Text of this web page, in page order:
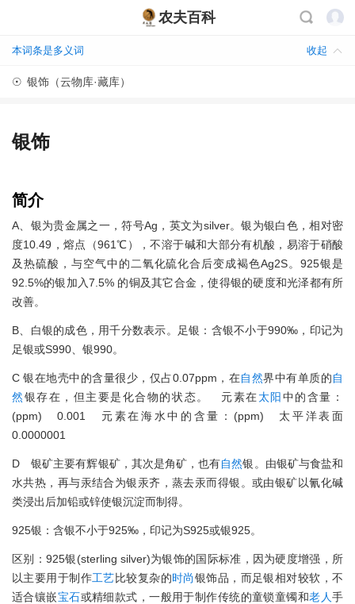
农夫百科
本词条是多义词 收起
☉ 银饰（云物库·藏库）
银饰
简介
A、银为贵金属之一，符号Ag，英文为silver。银为银白色，相对密
度10.49，熔点（961℃），不溶于碱和大部分有机酸，易溶于硝酸
及热硫酸，与空气中的二氧化硫化合后变成褐色Ag2S。925银是
92.5%的银加入7.5% 的铜及其它合金，使得银的硬度和光泽都有所
改善。
B、白银的成色，用千分数表示。足银：含银不小于990‰，印记为
足银或S990、银990。
C 银在地壳中的含量很少，仅占0.07ppm，在自然界中有单质的自
然银存在，但主要是化合物的状态。 元素在太阳中的含量：
(ppm) 0.001 元素在海水中的含量：(ppm) 太平洋表面
0.0000001
D 银矿主要有辉银矿，其次是角矿，也有自然银。由银矿与食盐和
水共热，再与汞结合为银汞齐，蒸去汞而得银。或由银矿以氰化碱
类浸出后加铅或锌使银沉淀而制得。
925银：含银不小于925‰，印记为S925或银925。
区别：925银(sterling silver)为银饰的国际标准，因为硬度增强，所
以主要用于制作工艺比较复杂的时尚银饰品，而足银相对较软，不
适合镶嵌宝石或精细款式，一般用于制作传统的童锁童镯和老人手